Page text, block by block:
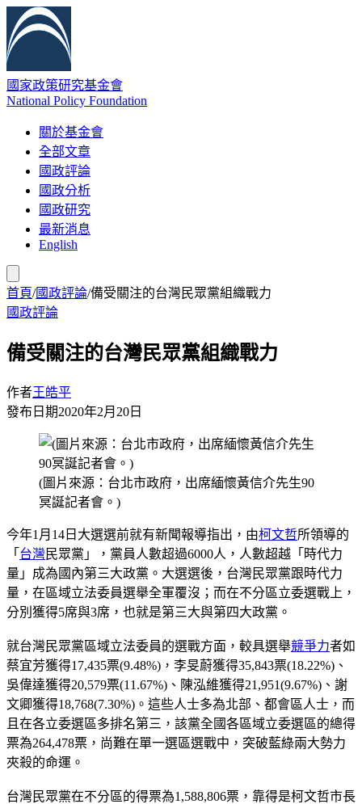
國家政策研究基金會
National Policy Foundation
關於基金會
全部文章
國政評論
國政分析
國政研究
最新消息
English
首頁/國政評論/備受關注的台灣民眾黨組織戰力
國政評論
備受關注的台灣民眾黨組織戰力
作者王皓平
發布日期2020年2月20日
(圖片來源：台北市政府，出席緬懷黃信介先生90
冥誕記者會。)
今年1月14日大選選前就有新聞報導指出，由柯文哲所領導的
「 台灣 民眾黨」，黨員人數超過6000人，人數超越「時代力
量」成為國內第三大政黨。大選選後，台灣民眾黨跟時代力
量，在區域立法委員選舉全軍覆沒；而在不分區立委選戰上，
分別獲得5席與3席，也就是第三大與第四大政黨。
就台灣民眾黨區域立法委員的選戰方面，較具選舉競爭力者如
蔡宜芳獲得17,435票(9.48%)，李旻蔚獲得35,843票(18.22%)、
吳偉達獲得20,579票(11.67%)、陳泓維獲得21,951(9.67%)、謝
文卿獲得18,768(7.30%)。這些人士多為北部、都會區人士，而
且在各立委選區多排名第三，該黨全國各區域立委選區的總得
票為264,478票，尚難在單一選區選戰中，突破藍綠兩大勢力
夾殺的命運。
台灣民眾黨在不分區的得票為1,588,806票，靠得是柯文哲市長